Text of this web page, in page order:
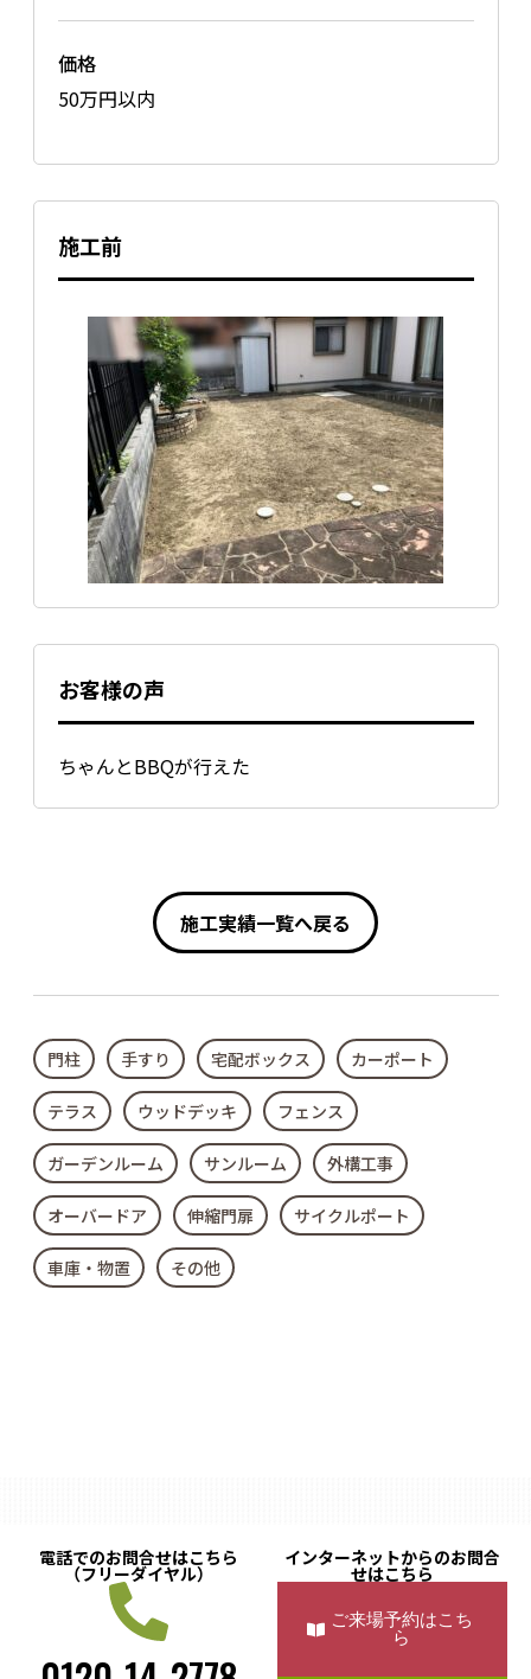
価格
50万円以内
施工前
お客様の声
ちゃんとBBQが行えた
施工実績一覧へ戻る
門柱 手すり 宅配ボックス カーポート
テラス ウッドデッキ フェンス
ガーデンルーム サンルーム 外構工事
オーバードア 伸縮門扉 サイクルポート
車庫・物置 その他
電話でのお問合せはこちら
（フリーダイヤル）
インターネットからのお問合
せはこちら
ご来場予約はこち
ら